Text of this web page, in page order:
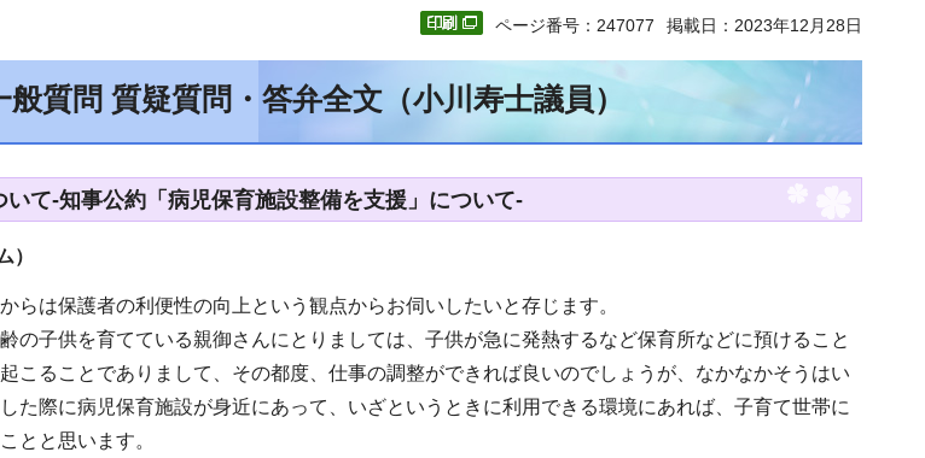
ページ番号：247077 掲載日：2023年12月28日
質問 質疑質問・答弁全文（小川寿士議員）
て-知事公約「病児保育施設整備を支援」について-
らは保護者の利便性の向上という観点からお伺いしたいと存じます。
の子供を育てている親御さんにとりましては、子供が急に発熱するなど保育所などに預けること
こることでありまして、その都度、仕事の調整ができれば良いのでしょうが、なかなかそうはい
た際に病児保育施設が身近にあって、いざというときに利用できる環境にあれば、子育て世帯に
とと思います。